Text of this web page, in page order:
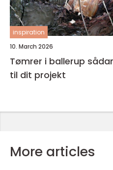
inspiration
10. March 2026
Tømrer i ballerup sådan vælger du den rette
til dit projekt
More articles